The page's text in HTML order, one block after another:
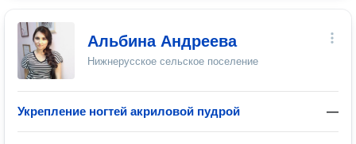
Альбина Андреева
Нижнерусское сельское поселение
Укрепление ногтей акриловой пудрой —